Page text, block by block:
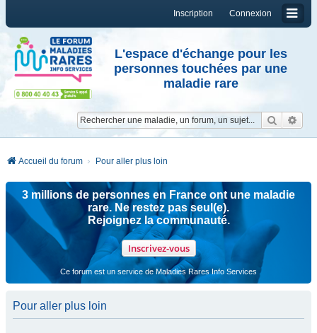
Connexion
Inscription
L'espace d'échange pour les
personnes touchées par une
maladie rare
Accueil du forum Pour aller plus loin
3 millions de personnes en France ont une maladie
rare. Ne restez pas seul(e).
Rejoignez la communauté.
Inscrivez-vous
Ce forum est un service de Maladies Rares Info Services
Pour aller plus loin